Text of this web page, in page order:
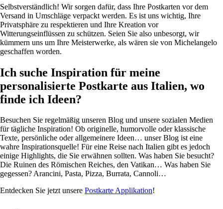
Selbstverständlich! Wir sorgen dafür, dass Ihre Postkarten vor dem
Versand in Umschläge verpackt werden. Es ist uns wichtig, Ihre
Privatsphäre zu respektieren und Ihre Kreation vor
Witterungseinflüssen zu schützen. Seien Sie also unbesorgt, wir
kümmern uns um Ihre Meisterwerke, als wären sie von Michelangelo
geschaffen worden.
Ich suche Inspiration für meine
personalisierte Postkarte aus Italien, wo
finde ich Ideen?
Besuchen Sie regelmäßig unseren Blog und unsere sozialen Medien
für tägliche Inspiration! Ob originelle, humorvolle oder klassische
Texte, persönliche oder allgemeinere Ideen… unser Blog ist eine
wahre Inspirationsquelle! Für eine Reise nach Italien gibt es jedoch
einige Highlights, die Sie erwähnen sollten. Was haben Sie besucht?
Die Ruinen des Römischen Reiches, den Vatikan… Was haben Sie
gegessen? Arancini, Pasta, Pizza, Burrata, Cannoli…
Entdecken Sie jetzt unsere Postkarte Applikation!